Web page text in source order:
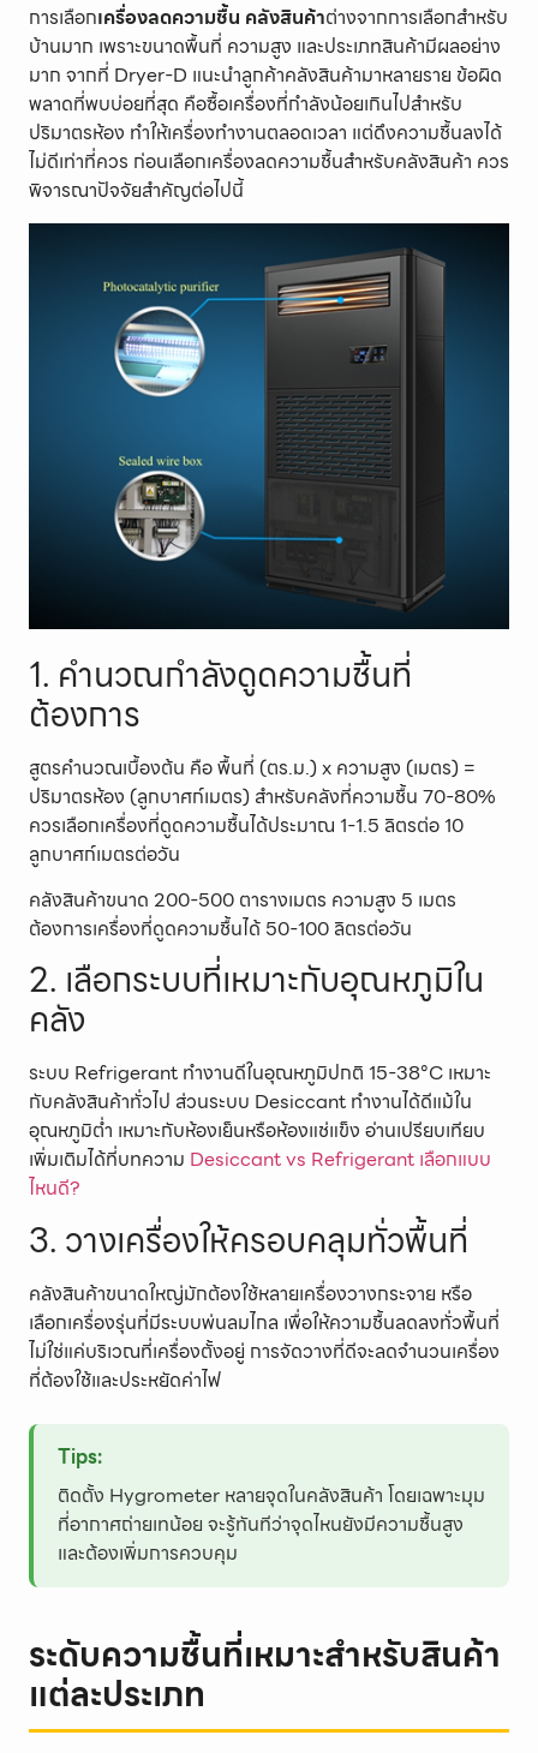
การเลือกเครื่องลดความชื้น คลังสินค้าต่างจากการเลือกสำหรับ
บ้านมาก เพราะขนาดพื้นที่ ความสูง และประเภทสินค้ามีผลอย่าง
มาก จากที่ Dryer-D แนะนำลูกค้าคลังสินค้ามาหลายราย ข้อผิด
พลาดที่พบบ่อยที่สุด คือซื้อเครื่องที่กำลังน้อยเกินไปสำหรับ
ปริมาตรห้อง ทำให้เครื่องทำงานตลอดเวลา แต่ดึงความชื้นลงได้
ไม่ดีเท่าที่ควร ก่อนเลือกเครื่องลดความชื้นสำหรับคลังสินค้า ควร
พิจารณาปัจจัยสำคัญต่อไปนี้
1. คำนวณกำลังดูดความชื้นที่
ต้องการ
สูตรคำนวณเบื้องต้น คือ พื้นที่ (ตร.ม.) x ความสูง (เมตร) =
ปริมาตรห้อง (ลูกบาศก์เมตร) สำหรับคลังที่ความชื้น 70-80%
ควรเลือกเครื่องที่ดูดความชื้นได้ประมาณ 1-1.5 ลิตรต่อ 10
ลูกบาศก์เมตรต่อวัน
คลังสินค้าขนาด 200-500 ตารางเมตร ความสูง 5 เมตร
ต้องการเครื่องที่ดูดความชื้นได้ 50-100 ลิตรต่อวัน
2. เลือกระบบที่เหมาะกับอุณหภูมิใน
คลัง
ระบบ Refrigerant ทำงานดีในอุณหภูมิปกติ 15-38°C เหมาะ
กับคลังสินค้าทั่วไป ส่วนระบบ Desiccant ทำงานได้ดีแม้ใน
อุณหภูมิต่ำ เหมาะกับห้องเย็นหรือห้องแช่แข็ง อ่านเปรียบเทียบ
เพิ่มเติมได้ที่บทความ Desiccant vs Refrigerant เลือกแบบ
ไหนดี?
3. วางเครื่องให้ครอบคลุมทั่วพื้นที่
คลังสินค้าขนาดใหญ่มักต้องใช้หลายเครื่องวางกระจาย หรือ
เลือกเครื่องรุ่นที่มีระบบพ่นลมไกล เพื่อให้ความชื้นลดลงทั่วพื้นที่
ไม่ใช่แค่บริเวณที่เครื่องตั้งอยู่ การจัดวางที่ดีจะลดจำนวนเครื่อง
ที่ต้องใช้และประหยัดค่าไฟ
Tips:
ติดตั้ง Hygrometer หลายจุดในคลังสินค้า โดยเฉพาะมุม
ที่อากาศถ่ายเทน้อย จะรู้ทันทีว่าจุดไหนยังมีความชื้นสูง
และต้องเพิ่มการควบคุม
ระดับความชื้นที่เหมาะสำหรับสินค้า
แต่ละประเภท